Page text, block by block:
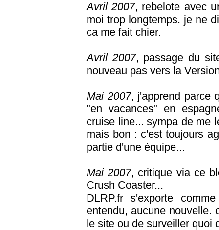
Avril 2007, rebelote avec
moi trop longtemps. je ne
ca me fait chier.
Avril 2007, passage du
nouveau pas vers la
Mai 2007, j'apprend parce
"en vacances" en
cruise line... sympa de me
mais bon : c'est toujours
partie d'une équipe...
Mai 2007, critique via ce
Crush Coaster...
DLRP.fr s'exporte
entendu, aucune nouvelle.
le site ou de surveiller quoi